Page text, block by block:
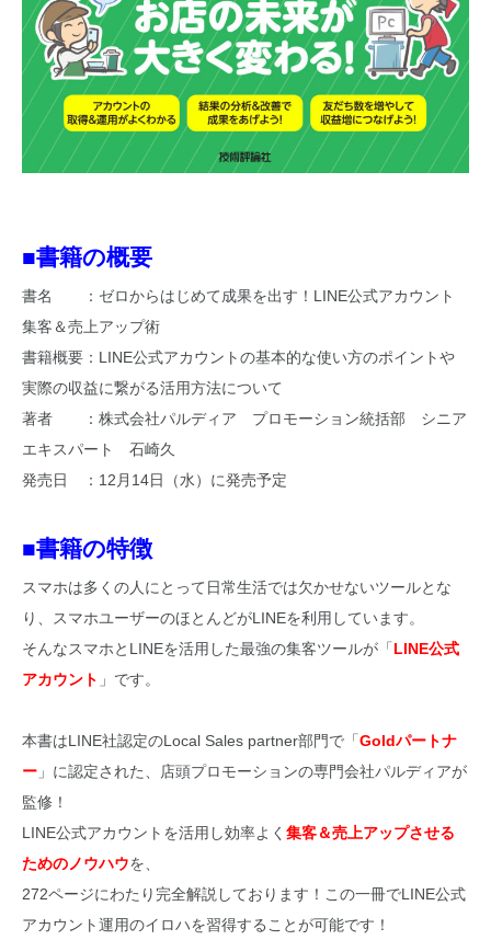
■書籍の概要
書名 ：ゼロからはじめて成果を出す！LINE公式アカウント
集客＆売上アップ術
書籍概要：LINE公式アカウントの基本的な使い方のポイントや
実際の収益に繋がる活用方法について
著者 ：株式会社パルディア プロモーション統括部 シニア
エキスパート 石崎久
発売日 ：12月14日（水）に発売予定
■書籍の特徴
スマホは多くの人にとって日常生活では欠かせないツールとな
り、スマホユーザーのほとんどがLINEを利用しています。
そんなスマホとLINEを活用した最強の集客ツールが「LINE公式
アカウント 」です。
本書はLINE社認定のLocal Sales partner部門で「Goldパートナ
ー 」に認定された、店頭プロモーションの専門会社パルディアが
監修！
LINE公式アカウントを活用し効率よく 集客＆売上アップさせる
ためのノウハウを、
272ページにわたり完全解説しております！この一冊でLINE公式
アカウント運用のイロハを習得することが可能です！